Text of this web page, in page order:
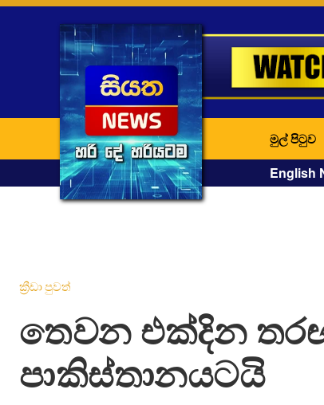
මුල් පිටුව
English
ක්‍රීඩා පුවත්
තෙවන එක්දින
පාකිස්තානයටයි